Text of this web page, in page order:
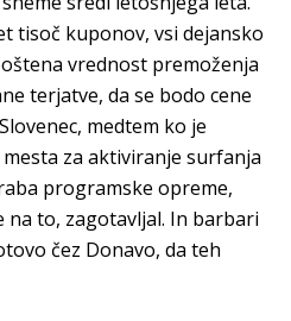
tisoč kuponov, vsi dejansko
vrednost premoženja
terjatve, da se bodo cene
medtem ko je
za aktiviranje surfanja
programske opreme,
na to, zagotavljal. In barbari
čez Donavo, da teh